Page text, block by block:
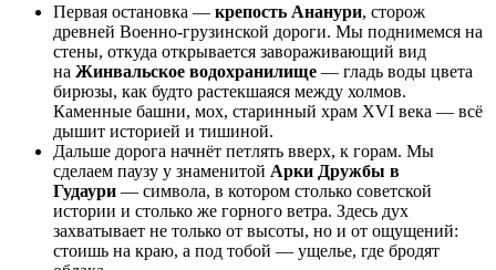
Первая остановка — крепость Ананури, сторож
древней Военно-грузинской дороги. Мы поднимемся на
стены, откуда открывается завораживающий вид
на Жинвальское водохранилище — гладь воды цвета
бирюзы, как будто растекшаяся между холмов.
Каменные башни, мох, старинный храм XVI века — всё
дышит историей и тишиной.
Дальше дорога начнёт петлять вверх, к горам. Мы
сделаем паузу у знаменитой Арки Дружбы в
Гудаури — символа, в котором столько советской
истории и столько же горного ветра. Здесь дух
захватывает не только от высоты, но и от ощущений:
стоишь на краю, а под тобой — ущелье, где бродят